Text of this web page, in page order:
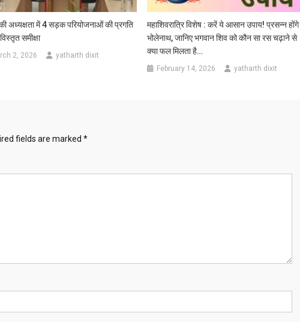
अध्यक्षता में 4 सड़क परियोजनाओं की प्रगति
समीक्षा
2, 2026 yatharth dixit
महाशिवरात्रि विशेष : करें ये आसान उपाय! प्रसन्न होंगे
भोलेनाथ, जानिए भगवान शिव को कौन सा रस चढ़ाने से
क्या फल मिलता है…
February 14, 2026 yatharth dixit
fields are marked *